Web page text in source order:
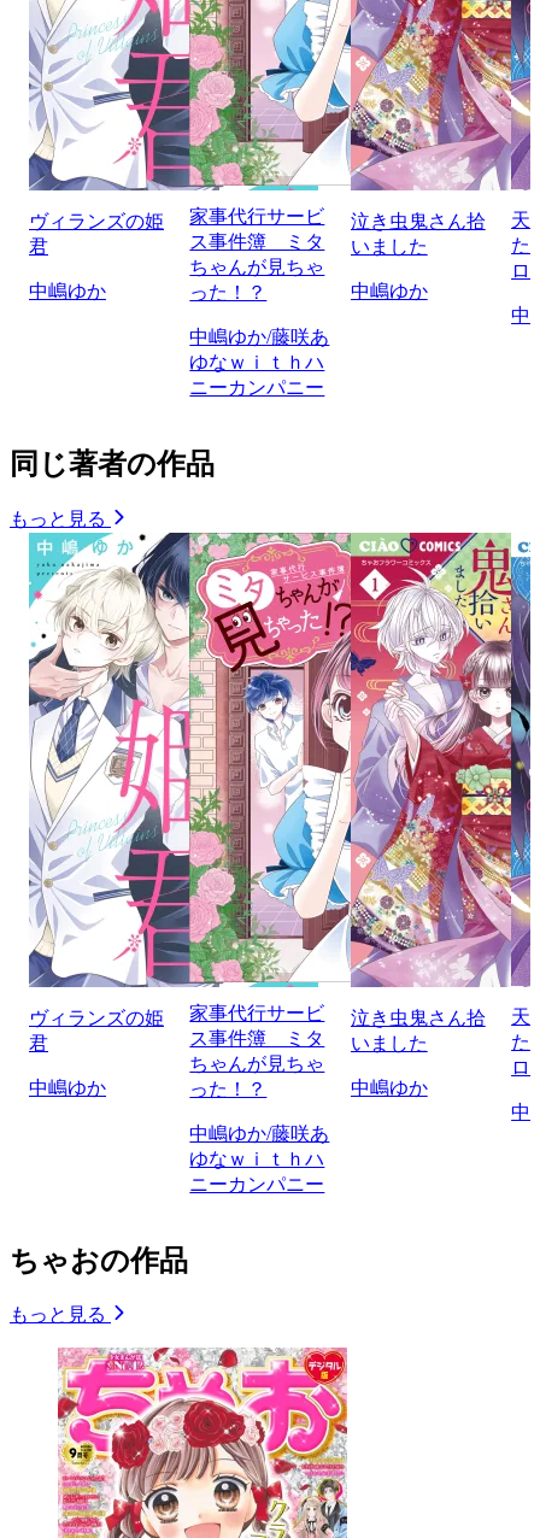
ヴィランズの姫
君
中嶋ゆか
家事代行サービ
ス事件簿 ミタ
ちゃんが見ちゃ
った！？
中嶋ゆか/藤咲あ
ゆなｗｉｔｈハ
ニーカンパニー
泣き虫鬼さん拾
いました
中嶋ゆか
天
た
ロ
中
同じ著者の作品
もっと見る
ヴィランズの姫
君
中嶋ゆか
家事代行サービ
ス事件簿 ミタ
ちゃんが見ちゃ
った！？
中嶋ゆか/藤咲あ
ゆなｗｉｔｈハ
ニーカンパニー
泣き虫鬼さん拾
いました
中嶋ゆか
天
た
ロ
中
ちゃおの作品
もっと見る